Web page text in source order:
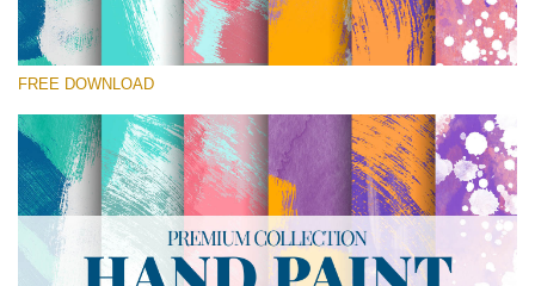
Please select
Hand Painted
(30 Textures)
Large 6000*4000px
Entire Collection
FREE DOWNLOAD